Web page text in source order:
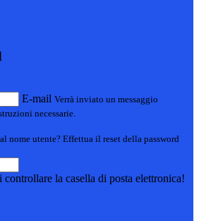
E-mail Verrà inviato un messaggio
necessarie.
nome utente? Effettua il reset della password
la casella di posta elettronica!